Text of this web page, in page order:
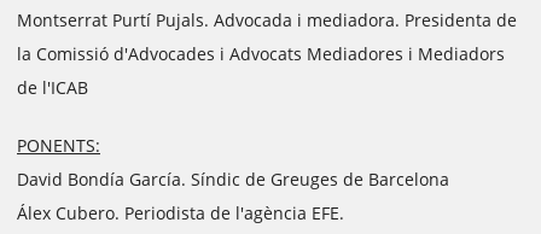
Montserrat Purtí Pujals. Advocada i mediadora. Presidenta de
la Comissió d'Advocades i Advocats Mediadores i Mediadors
de l'ICAB
PONENTS:
David Bondía García. Síndic de Greuges de Barcelona
Álex Cubero. Periodista de l'agència EFE.